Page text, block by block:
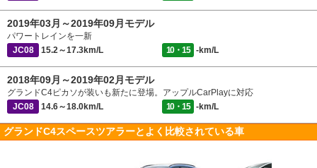
2019年03月～2019年09月モデル
パワートレインを一新
JC08
15.2～17.3km/L 10・15 -km/L
2018年09月～2019年02月モデル
グランドC4ピカソが装いも新たに登場。アップルCarPlayに対応
JC08
14.6～18.0km/L 10・15 -km/L
グランドC4スペースツアラーとよく比較されている車